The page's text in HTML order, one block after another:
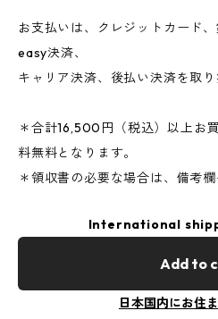
お支払いは、クレジットカード
easy決済、
キャリア決済、後払い決済を取り
＊合計16,500円（税込）以上お
料無料となります。
＊領収書の必要な場合は、備考欄
International
Add to
日本国内にお住